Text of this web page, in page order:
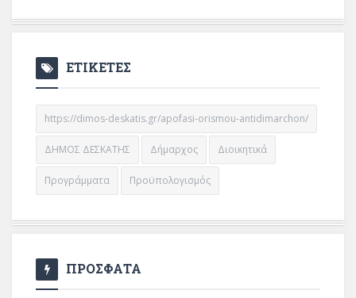
ΕΤΙΚΕΤΕΣ
https://dimos-deskatis.gr/apofasi-orismou-antidimarchon/
ΔΗΜΟΣ ΔΕΣΚΑΤΗΣ Δήμαρχος Διοικητικά
Προγράμματα Προϋπολογισμός
ΠΡΟΣΦΑΤΑ